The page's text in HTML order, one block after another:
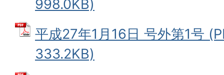
998.0KB)
平成27年1月16日 号外第1号
333.2KB)